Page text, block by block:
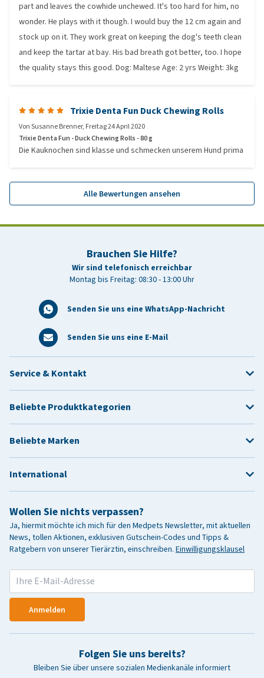
part and leaves the cowhide unchewed. It's too hard for him, no
wonder. He plays with it though. I would buy the 12 cm again and
stock up on it. They work great on keeping the dog's teeth clean
and keep the tartar at bay. His bad breath got better, too. I hope
the quality stays this good. Dog: Maltese Age: 2 yrs Weight: 3kg
Trixie Denta Fun Duck Chewing Rolls
VonSusanne Brenner, Freitag 24 April 2020
Trixie Denta Fun - Duck Chewing Rolls - 80 g
Die Kauknochen sind klasse und schmecken unserem Hund prima
Alle Bewertungen ansehen
Brauchen Sie Hilfe?
Wir sind telefonisch erreichbar
Montag bis Freitag: 08:30 - 13:00 Uhr
Senden Sie uns eine WhatsApp-Nachricht
Senden Sie uns eine E-Mail
Wollen Sie nichts verpassen?
Ja, hiermit möchte ich mich für den Medpets Newsletter, mit aktuellen
News, tollen Aktionen, exklusiven Gutschein-Codes und Tipps &
Ratgebern von unserer Tierärztin, einschreiben. Einwilligungsklausel
Anmelden
Folgen Sie uns bereits?
Bleiben Sie über unsere sozialen Medienkanäle informiert
Service & Kontakt
Beliebte Produktkategorien
Beliebte Marken
International